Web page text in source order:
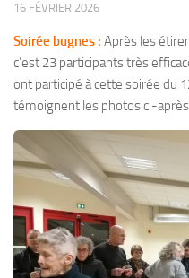
16 FÉVRIER 2026
Soirée bugnes : Après les
c’est 23 participants très
ont participé à cette soirée du
témoignent les photos ci-après